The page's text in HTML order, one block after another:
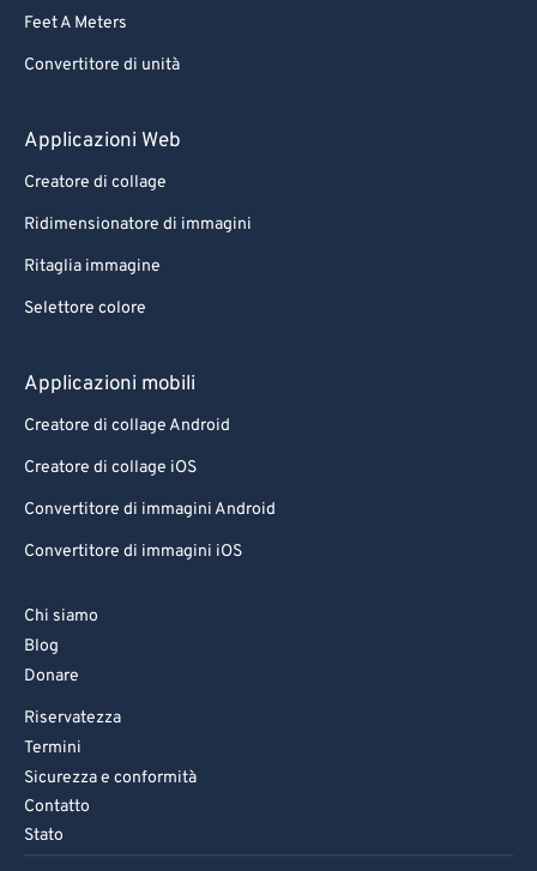
Feet A Meters
Convertitore di unità
Applicazioni Web
Creatore di collage
Ridimensionatore di immagini
Ritaglia immagine
Selettore colore
Applicazioni mobili
Creatore di collage Android
Creatore di collage iOS
Convertitore di immagini Android
Convertitore di immagini iOS
Chi siamo
Blog
Donare
Riservatezza
Termini
Sicurezza e conformità
Contatto
Stato